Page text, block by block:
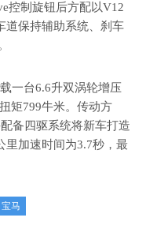
控制旋钮后方配以V12
道保持辅助系统、刹车
一台6.6升双涡轮增压
矩799牛米。传动方
备四驱系统将新车打造
里加速时间为3.7秒，最
宝马